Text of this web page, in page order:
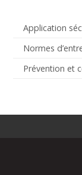
Application
Normes
Prévention et